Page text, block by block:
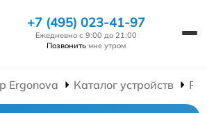
+7 (495) 023-41-97
Ежедневно с 9:00 до 21:00
Позвонить мне утром
Ergonova Каталог устройств